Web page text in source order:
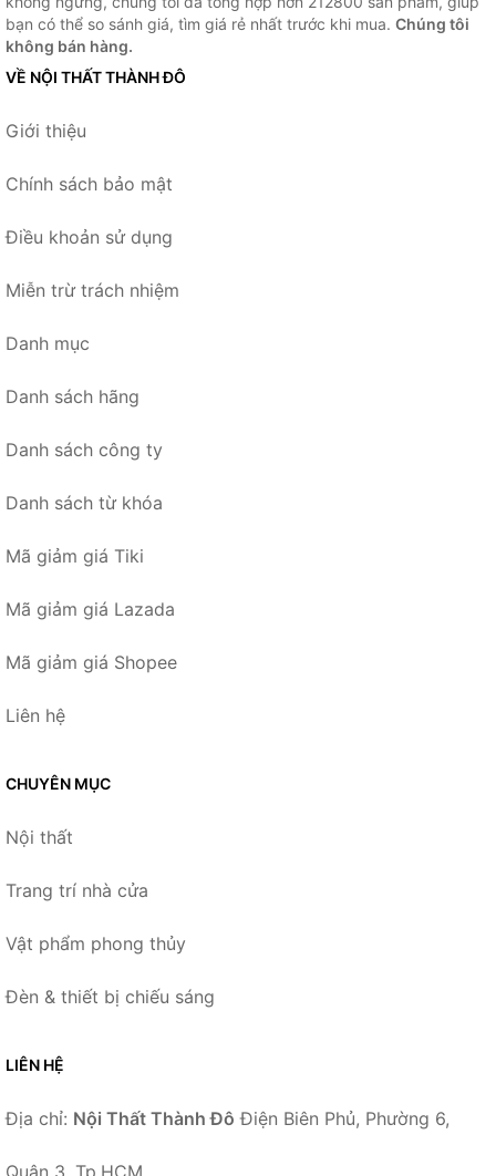
bạn có thể so sánh giá, tìm giá rẻ nhất trước khi mua. Chúng tôi
không bán hàng.
VỀ NỘI THẤT THÀNH ĐÔ
Giới thiệu
Chính sách bảo mật
Điều khoản sử dụng
Miễn trừ trách nhiệm
Danh mục
Danh sách hãng
Danh sách công ty
Danh sách từ khóa
Mã giảm giá Tiki
Mã giảm giá Lazada
Mã giảm giá Shopee
Liên hệ
CHUYÊN MỤC
Nội thất
Trang trí nhà cửa
Vật phẩm phong thủy
Đèn & thiết bị chiếu sáng
LIÊN HỆ
Địa chỉ: Nội Thất Thành Đô Điện Biên Phủ, Phường 6,
Quận 3, Tp.HCM